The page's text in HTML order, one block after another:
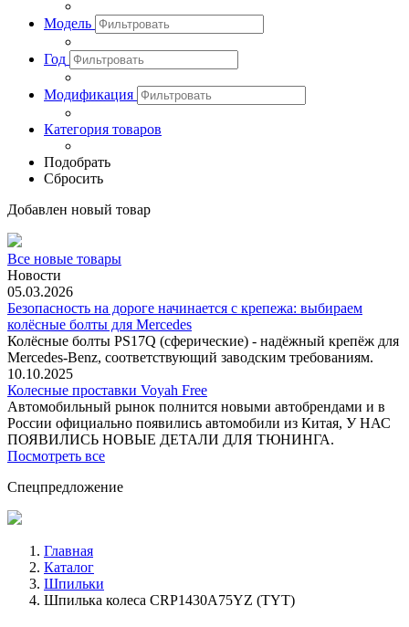
Модель
Год
Модификация
Категория товаров
Подобрать
Сбросить
Добавлен новый товар
Все новые товары
Новости
05.03.2026
Безопасность на дороге начинается с крепежа: выбираем
колёсные болты для Mercedes
Колёсные болты PS17Q (сферические) - надёжный крепёж для
Mercedes‑Benz, соответствующий заводским требованиям.
10.10.2025
Колесные проставки Voyah Free
Автомобильный рынок полнится новыми автобрендами и в
России официально появились автомобили из Китая, У НАС
ПОЯВИЛИСЬ НОВЫЕ ДЕТАЛИ ДЛЯ ТЮНИНГА.
Посмотреть все
Спецпредложение
Главная
Каталог
Шпильки
Шпилька колеса CRP1430A75YZ (TYT)